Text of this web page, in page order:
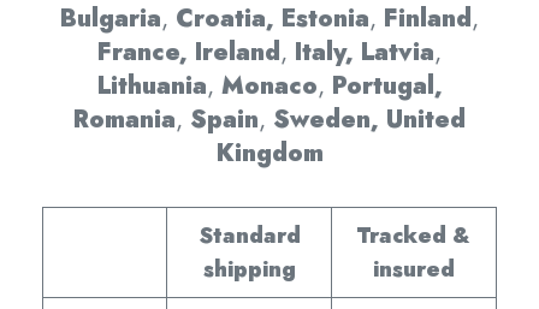
Bulgaria, Croatia, Estonia, Finland,
France, Ireland, Italy, Latvia,
Lithuania, Monaco, Portugal,
Romania, Spain, Sweden, United
Kingdom
Standard
shipping
Tracked &
insured